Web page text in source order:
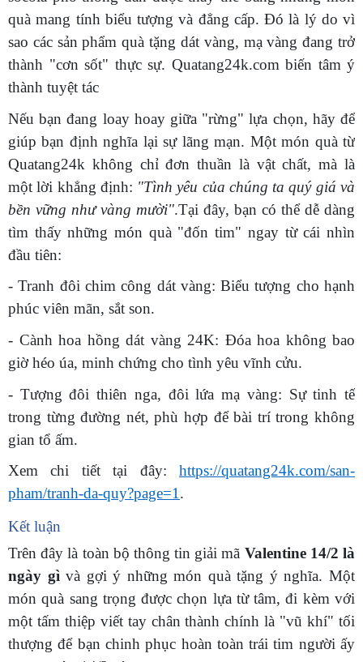
quà mang tính biểu tượng và đẳng cấp. Đó là lý do vì
sao các sản phẩm quà tặng dát vàng, mạ vàng đang trở
thành "cơn sốt" thực sự. Quatang24k.com biến tâm ý
thành tuyệt tác
Nếu bạn đang loay hoay giữa "rừng" lựa chọn, hãy để
giúp bạn định nghĩa lại sự lãng mạn. Một món quà từ
Quatang24k không chỉ đơn thuần là vật chất, mà là
một lời khẳng định: "Tình yêu của chúng ta quý giá và
bền vững như vàng mười".Tại đây, bạn có thể dễ dàng
tìm thấy những món quà "đốn tim" ngay từ cái nhìn
đầu tiên:
- Tranh đôi chim công dát vàng: Biểu tượng cho hạnh
phúc viên mãn, sắt son.
- Cành hoa hồng dát vàng 24K: Đóa hoa không bao
giờ héo úa, minh chứng cho tình yêu vĩnh cửu.
- Tượng đôi thiên nga, đôi lứa mạ vàng: Sự tinh tế
trong từng đường nét, phù hợp để bài trí trong không
gian tổ ấm.
Xem chi tiết tại đây: https://quatang24k.com/san-
pham/tranh-da-quy?page=1.
Kết luận
Trên đây là toàn bộ thông tin giải mã Valentine 14/2 là
ngày gìvà gợi ý những món quà tặng ý nghĩa. Một
món quà sang trọng được chọn lựa từ tâm, đi kèm với
một tấm thiệp viết tay chân thành chính là "vũ khí" tối
thượng để bạn chinh phục hoàn toàn trái tim người ấy